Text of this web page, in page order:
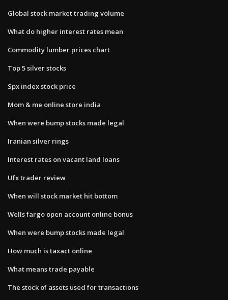
Global stock market trading volume
What do higher interest rates mean
Commodity lumber prices chart
Top 5 silver stocks
Spx index stock price
Mom & me online store india
When were bump stocks made legal
Iranian silver rings
Interest rates on vacant land loans
Ufx trader review
When will stock market hit bottom
Wells fargo open account online bonus
When were bump stocks made legal
How much is taxact online
What means trade payable
The stock of assets used for transactions